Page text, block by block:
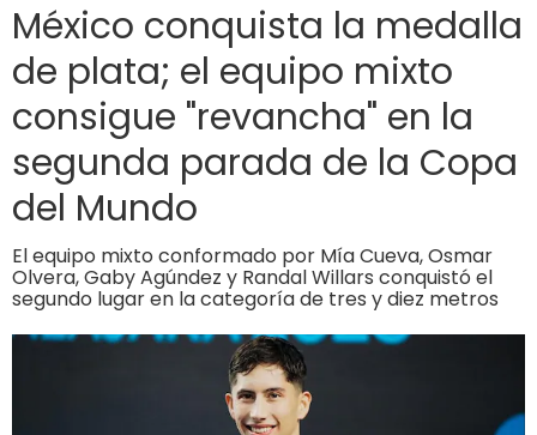
México conquista la medalla
de plata; el equipo mixto
consigue "revancha" en la
segunda parada de la Copa
del Mundo
El equipo mixto conformado por Mía Cueva, Osmar
Olvera, Gaby Agúndez y Randal Willars conquistó el
segundo lugar en la categoría de tres y diez metros